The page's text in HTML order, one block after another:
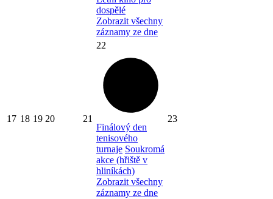
dospělé
Zobrazit všechny
záznamy ze dne
17 18 19 20 21
22
Finálový den
tenisového
turnaje Soukromá
akce (hřiště v
hliníkách)
Zobrazit všechny
záznamy ze dne
23